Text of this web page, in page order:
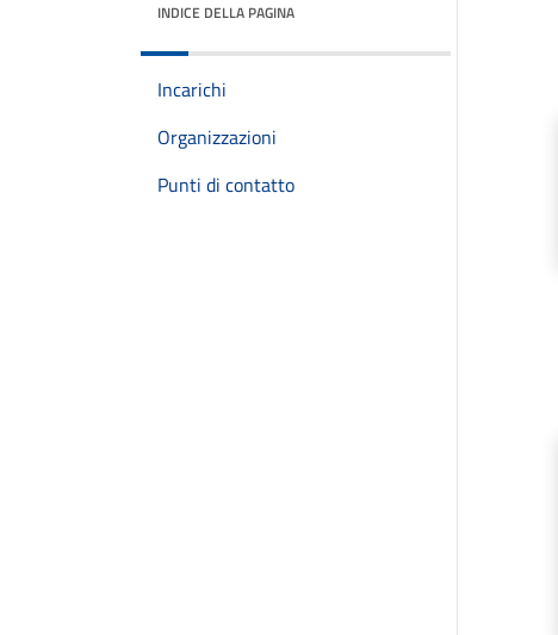
INDICE DELLA PAGINA
Incarichi
Organizzazioni
Punti di contatto